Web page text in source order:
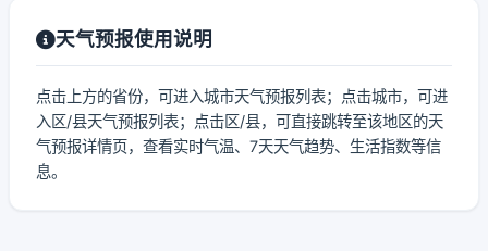
天气预报使用说明
点击上方的省份，可进入城市天气预报列表；点击城市，可进
入区/县天气预报列表；点击区/县，可直接跳转至该地区的天
气预报详情页，查看实时气温、7天天气趋势、生活指数等信
息。